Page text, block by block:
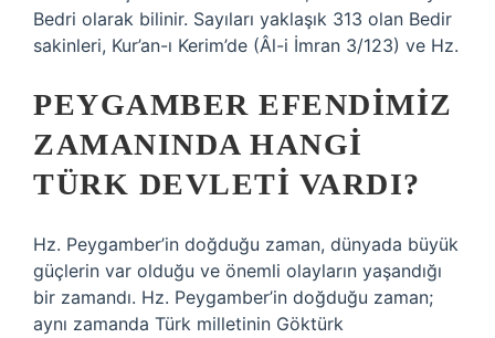
Bedri olarak bilinir. Sayıları yaklaşık 313 olan Bedir
sakinleri, Kur’an-ı Kerim’de (Âl-i İmran 3/123) ve Hz.
PEYGAMBER EFENDIMIZ
ZAMANINDA HANGI
TÜRK DEVLETI VARDI?
Hz. Peygamber’in doğduğu zaman, dünyada büyük
güçlerin var olduğu ve önemli olayların yaşandığı
bir zamandı. Hz. Peygamber’in doğduğu zaman;
aynı zamanda Türk milletinin Göktürk